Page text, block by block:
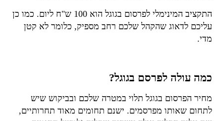
התקציב המינימלי לפרסום בגוגל הוא 100 ש"ח ליום. כמו כן
עליכם לדאוג שהקהל שלכם רחב מספיק, כלומר לא קטן
מדי.
כמה עולה לפרסם בגוגל?
מחיר הפרסום בגוגל תלוי במטרה שלכם ובביקוש שיש
לתחום שאותו מפרסמים. ישנם תחומים מאוד תחרותיים,